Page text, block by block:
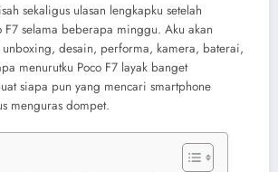
sekaligus ulasan lengkapku setelah
F7 selama beberapa minggu. Aku akan
desain, performa, kamera, baterai,
menurutku Poco F7 layak banget
siapa pun yang mencari smartphone
menguras dompet.